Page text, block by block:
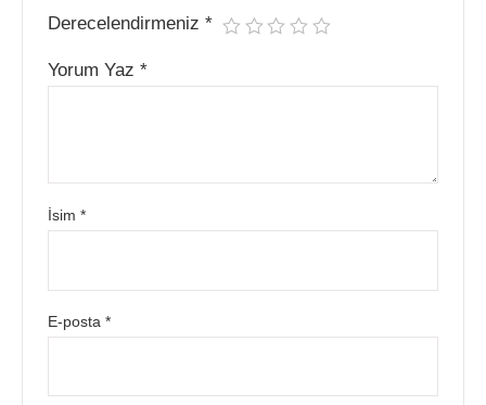
Derecelendirmeniz*
Yorum Yaz*
İsim*
E-posta*